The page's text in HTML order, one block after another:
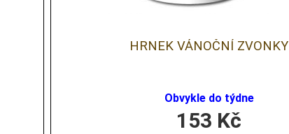
HRNEK VÁNOČNÍ ZVONKY
Obvykle do týdne
153 Kč